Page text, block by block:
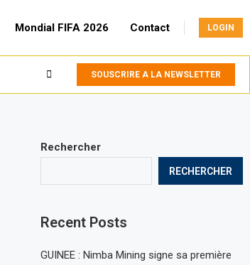
Mondial FIFA 2026 Contact LOGIN
SOUSCRIRE A LA NEWSLETTER
Rechercher
RECHERCHER
Recent Posts
GUINEE : Nimba Mining signe sa première